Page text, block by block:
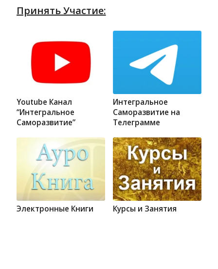
Принять Участие:
Youtube Канал
“Интегральное
Саморазвитие”
Интегральное
Саморазвитие на
Телеграмме
Электронные Книги Курсы и Занятия